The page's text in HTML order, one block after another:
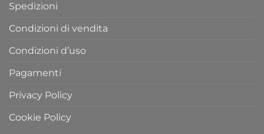
Spedizioni
Condizioni di vendita
Condizioni d’uso
Pagamenti
Privacy Policy
Cookie Policy